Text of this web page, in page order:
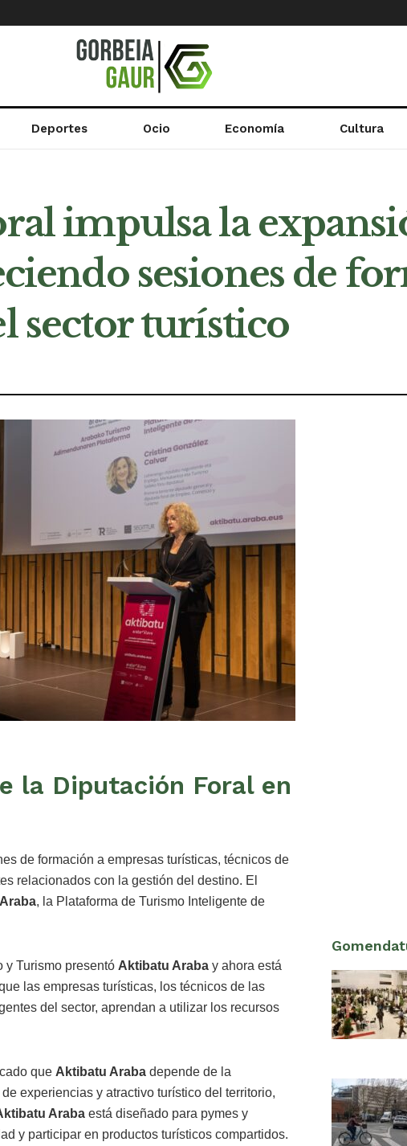
Deportes Ocio Economía Cultura
impulsa la
sesiones de
sector turístico
la Diputación Foral en
de formación a empresas turísticas, técnicos de
relacionados con la gestión del destino. El
, la Plataforma de Turismo Inteligente de
y Turismo presentó Aktibatu Araba y ahora está
las empresas turísticas, los técnicos de las
del sector, aprendan a utilizar los recursos
que Aktibatu Araba depende de la
experiencias y atractivo turístico del territorio,
Araba está diseñado para pymes y
y participar en productos turísticos compartidos.